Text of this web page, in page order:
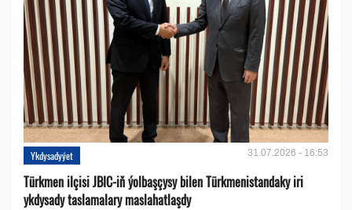
Ykdysadyýet 31.07.2026 - 16:53
Türkmen ilçisi JBIC-iň ýolbaşçysy bilen Türkmenistandaky iri
ykdysady taslamalary maslahatlaşdy